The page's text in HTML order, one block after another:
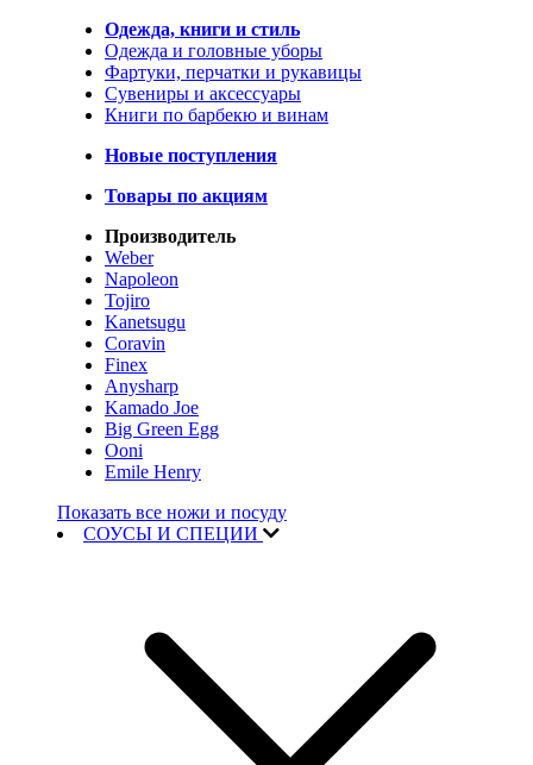
Одежда, книги и стиль
Одежда и головные уборы
Фартуки, перчатки и рукавицы
Сувениры и аксессуары
Книги по барбекю и винам
Новые поступления
Товары по акциям
Производитель
Weber
Napoleon
Tojiro
Kanetsugu
Coravin
Finex
Anysharp
Kamado Joe
Big Green Egg
Ooni
Emile Henry
Показать все ножи и посуду
СОУСЫ И СПЕЦИИ